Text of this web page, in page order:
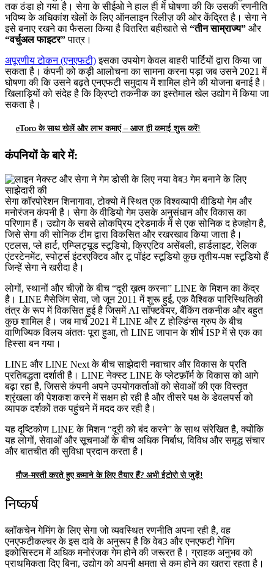
तक ठंडा हो गया है। सेगा के सीईओ ने हाल ही में घोषणा की कि उसकी रणनीति
भविष्य के अधिकांश खेलों के लिए ऑनलाइन रिलीज़ की ओर केंद्रित है। सेगा ने
इसे बनाए रखने का फैसला किया हैवितरित बहीखाते से “तीन साम्राज्य” और
“वर्चुअल फाइटर”पात्र।
अपूरणीय टोकन (एनएफटी)इसका उपयोग केवल बाहरी पार्टियों द्वारा किया जा
सकता है। कंपनी को कड़ी आलोचना का सामना करना पड़ा जब उसने 2021 में
घोषणा की कि उसने बढ़ते एनएफटी समुदाय में शामिल होने की योजना बनाई है।
खिलाड़ियों को संदेह है कि क्रिप्टो तकनीक का इस्तेमाल खेल उद्योग में किया जा
सकता है।
eToro के साथ खेलें और लाभ कमाएं – आज ही कमाई शुरू करें!
कंपनियों के बारे में:
सेगा कॉरपोरेशन शिनागावा, टोक्यो में स्थित एक विश्वव्यापी वीडियो गेम और
मनोरंजन कंपनी है। सेगा के वीडियो गेम उसके अनुसंधान और विकास का
परिणाम हैं। उद्योग के सबसे लोकप्रिय ट्रेडमार्क में से एक सोनिक द हेजहोग है,
जिसे सेगा की सोनिक टीम द्वारा विकसित और रखरखाव किया जाता है।
एटलस, प्ले हार्ट, एम्प्लिट्यूड स्टूडियो, क्रिएटिव असेंबली, हार्डलाइट, रेलिक
एंटरटेनमेंट, स्पोर्ट्स इंटरएक्टिव और टू पॉइंट स्टूडियो कुछ तृतीय-पक्ष स्टूडियो हैं
जिन्हें सेगा ने खरीदा है।
लोगों, स्थानों और चीज़ों के बीच “दूरी ख़त्म करना” LINE के मिशन का केंद्र
है। LINE मैसेजिंग सेवा, जो जून 2011 में शुरू हुई, एक वैश्विक पारिस्थितिकी
तंत्र के रूप में विकसित हुई है जिसमें AI सॉफ्टवेयर, बैंकिंग तकनीक और बहुत
कुछ शामिल है। जब मार्च 2021 में LINE और Z होल्डिंग्स ग्रुप के बीच
वाणिज्यिक विलय अंततः पूरा हुआ, तो LINE जापान के शीर्ष ISP में से एक का
हिस्सा बन गया।
LINE और LINE Next के बीच साझेदारी नवाचार और विकास के प्रति
प्रतिबद्धता दर्शाती है। LINE नेक्स्ट LINE के प्लेटफ़ॉर्म के विकास को आगे
बढ़ा रहा है, जिससे कंपनी अपने उपयोगकर्ताओं को सेवाओं की एक विस्तृत
श्रृंखला की पेशकश करने में सक्षम हो रही है और तीसरे पक्ष के डेवलपर्स को
व्यापक दर्शकों तक पहुंचने में मदद कर रही है।
यह दृष्टिकोण LINE के मिशन “दूरी को बंद करने” के साथ संरेखित है, क्योंकि
यह लोगों, सेवाओं और सूचनाओं के बीच अधिक निर्बाध, विविध और समृद्ध संचार
और बातचीत की सुविधा प्रदान करता है।
मौज-मस्ती करते हुए कमाने के लिए तैयार हैं? अभी ईटोरो से जुड़ें!
निष्कर्ष
ब्लॉकचेन गेमिंग के लिए सेगा जो व्यवस्थित रणनीति अपना रही है, वह
एनएफटीकल्चर के इस दावे के अनुरूप है कि वेब3 और एनएफटी गेमिंग
इकोसिस्टम में अधिक मनोरंजक गेम होने की जरूरत है। ग्राहक अनुभव को
प्राथमिकता दिए बिना, उद्योग को अपनी क्षमता से कम होने का खतरा रहता है।